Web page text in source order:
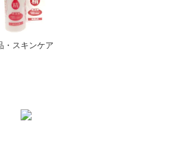
・スキンケア